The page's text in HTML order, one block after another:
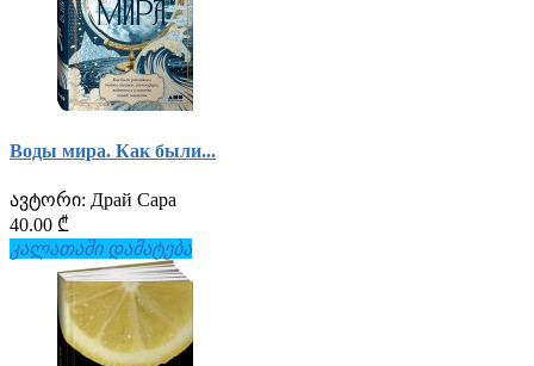
Воды мира. Как были...
ავტორი: Драй Сара
40.00 ₾
კალათაში დამატება